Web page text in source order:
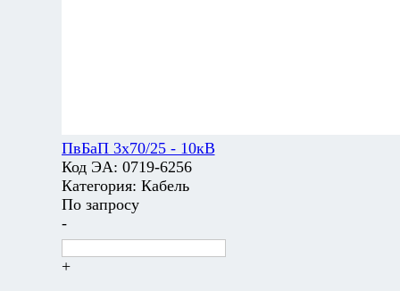
ПвБаП 3х70/25 - 10кВ
Код ЭА: 0719-6256
Категория: Кабель
По запросу
-
+